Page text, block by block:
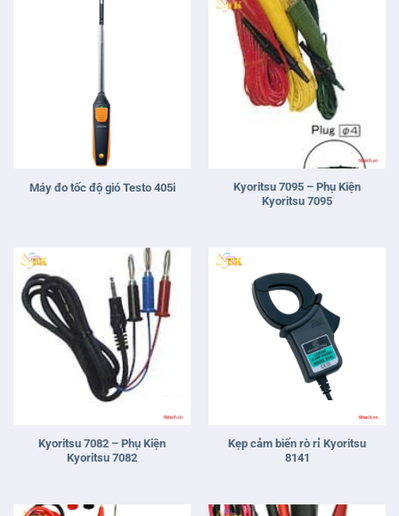
Kyoritsu 7082 – Phụ Kiện
Kyoritsu 7082
Kẹp cảm biến rò rỉ Kyoritsu
8141
Kyoritsu 7066A
Kyoritsu 7067